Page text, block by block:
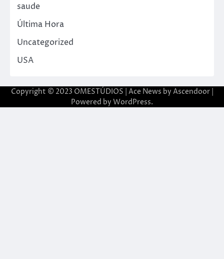
saude
Última Hora
Uncategorized
USA
Copyright © 2023 OMESTÚDIOS | Ace News by Ascendoor|
Powered by WordPress.